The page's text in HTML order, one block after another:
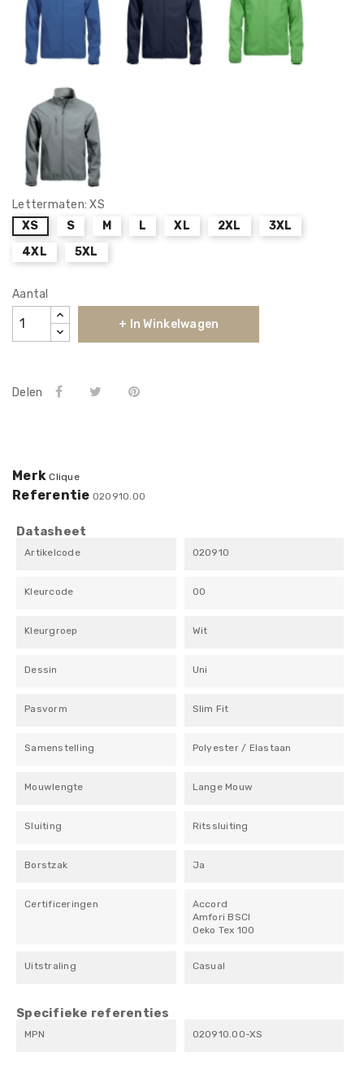
Lettermaten: XS
XS
S M L XL 2XL
3XL
4XL
5XL
Aantal
+ In Winkelwagen
Delen
Merk Clique
Referentie 020910.00
Datasheet
Artikelcode 020910
Kleurcode 00
Kleurgroep Wit
Dessin Uni
Pasvorm Slim Fit
Samenstelling Polyester / Elastaan
Mouwlengte Lange Mouw
Sluiting Ritssluiting
Borstzak Ja
Certificeringen
Accord
Amfori BSCI
Oeko Tex 100
Uitstraling Casual
Specifieke referenties
MPN 020910.00-XS